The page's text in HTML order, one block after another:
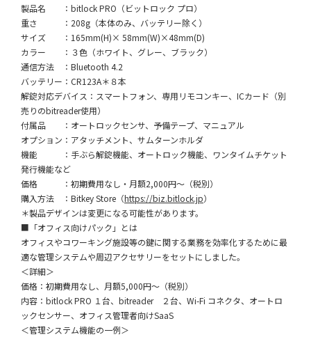
製品名 ：bitlock PRO（ビットロック プロ）
重さ ：208g（本体のみ、バッテリー除く）
サイズ ：165mm(H)× 58mm(W)×48mm(D)
カラー ：３色（ホワイト、グレー、ブラック）
通信方法 ：Bluetooth 4.2
バッテリー：CR123A＊８本
解錠対応デバイス：スマートフォン、専用リモコンキー、ICカード（別
売りのbitreader使用）
付属品 ：オートロックセンサ、予備テープ、マニュアル
オプション：アタッチメント、サムターンホルダ
機能 ：手ぶら解錠機能、オートロック機能、ワンタイムチケット
発行機能など
価格 ：初期費用なし・月額2,000円〜（税別）
購入方法 ：Bitkey Store（https://biz.bitlock.jp）
＊製品デザインは変更になる可能性があります。
■「オフィス向けパック」とは
オフィスやコワーキング施設等の鍵に関する業務を効率化するために最
適な管理システムや周辺アクセサリーをセットにしました。
＜詳細＞
価格：初期費用なし、月額5,000円〜（税別）
内容：bitlock PRO １台、bitreader ２台、Wi-Fi コネクタ、オートロ
ックセンサー、オフィス管理者向けSaaS
＜管理システム機能の一例＞